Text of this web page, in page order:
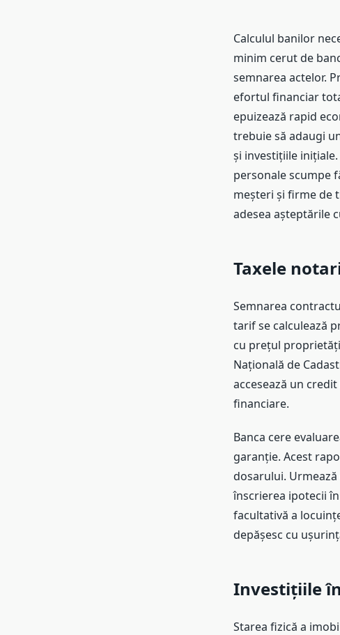
Calculul banilor
minim cerut de
semnarea actelor.
efortul financiar
epuizează rapid
trebuie să adaugi
și investițiile
personale scumpe
meșteri și firme de
adesea așteptările
Taxele
Semnarea
tarif se calculează
cu prețul
Națională de
accesează un
financiare.
Banca cere
garanție. Acest
dosarului.
înscrierea ipotecii
facultativă a
depășesc cu
Investițiile
Starea fizică a